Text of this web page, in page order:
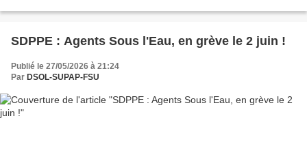
SDPPE : Agents Sous l'Eau, en grève le 2 juin !
Publié le 27/05/2026 à 21:24
Par DSOL-SUPAP-FSU